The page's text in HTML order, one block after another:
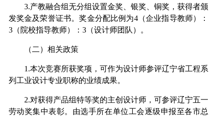
3.产教融合组无分组设置金奖、银奖、铜奖，获得者颁
发奖金及荣誉证书。奖金分配比例为4（企业指导教师）：
3（院校指导教师） ： 3（设计师团队）。
（二）相关政策
1.本次竞赛所获奖项，可作为设计师参评辽宁省工程系
列工业设计专业职称的业绩成果。
2.对获得产品组特等奖的主创设计师，可参评辽宁五一
劳动奖集中表彰。由选手所在单位工会逐级申报至各市总